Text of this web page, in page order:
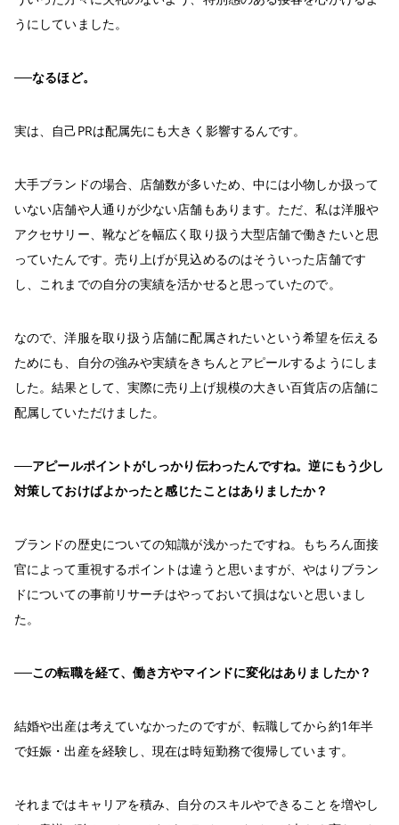
うにしていました。
──なるほど。
実は、自己PRは配属先にも大きく影響するんです。
大手ブランドの場合、店舗数が多いため、中には小物しか扱って
いない店舗や人通りが少ない店舗もあります。ただ、私は洋服や
アクセサリー、靴などを幅広く取り扱う大型店舗で働きたいと思
っていたんです。売り上げが見込めるのはそういった店舗です
し、これまでの自分の実績を活かせると思っていたので。
なので、洋服を取り扱う店舗に配属されたいという希望を伝える
ためにも、自分の強みや実績をきちんとアピールするようにしま
した。結果として、実際に売り上げ規模の大きい百貨店の店舗に
配属していただけました。
──アピールポイントがしっかり伝わったんですね。逆にもう少し
対策しておけばよかったと感じたことはありましたか？
ブランドの歴史についての知識が浅かったですね。もちろん面接
官によって重視するポイントは違うと思いますが、やはりブラン
ドについての事前リサーチはやっておいて損はないと思いまし
た。
──この転職を経て、働き⽅やマインドに変化はありましたか？
結婚や出産は考えていなかったのですが、転職してから約1年半
で妊娠・出産を経験し、現在は時短勤務で復帰しています。
それまではキャリアを積み、自分のスキルやできることを増やし